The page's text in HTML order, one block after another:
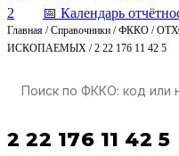
2
📅 Календарь
Главная /Справочники /ФККО /
ИСКОПАЕМЫХ /2 22 176 11 42 5
2 22 176 11 42 5